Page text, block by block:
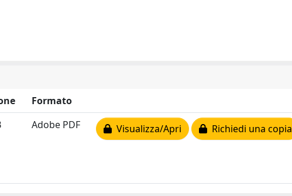
Formato
Adobe PDF Visualizza/Apri Richiedi una copia